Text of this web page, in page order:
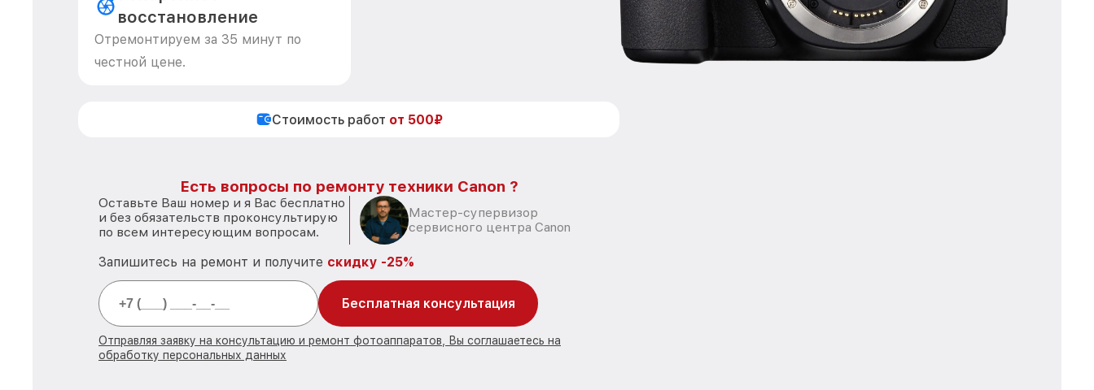
восстановление
Отремонтируем за 35 минут по
честной цене.
Стоимость работ от 500₽
Есть вопросы по ремонту техники Canon ?
Оставьте Ваш номер и я Вас бесплатно
и без обязательств проконсультирую
по всем интересующим вопросам.
Мастер-супервизор
сервисного центра Canon
Запишитесь на ремонт и получите скидку -25%
Бесплатная консультация
Отправляя заявку на консультацию и ремонт фотоаппаратов, Вы соглашаетесь на
обработку персональных данных